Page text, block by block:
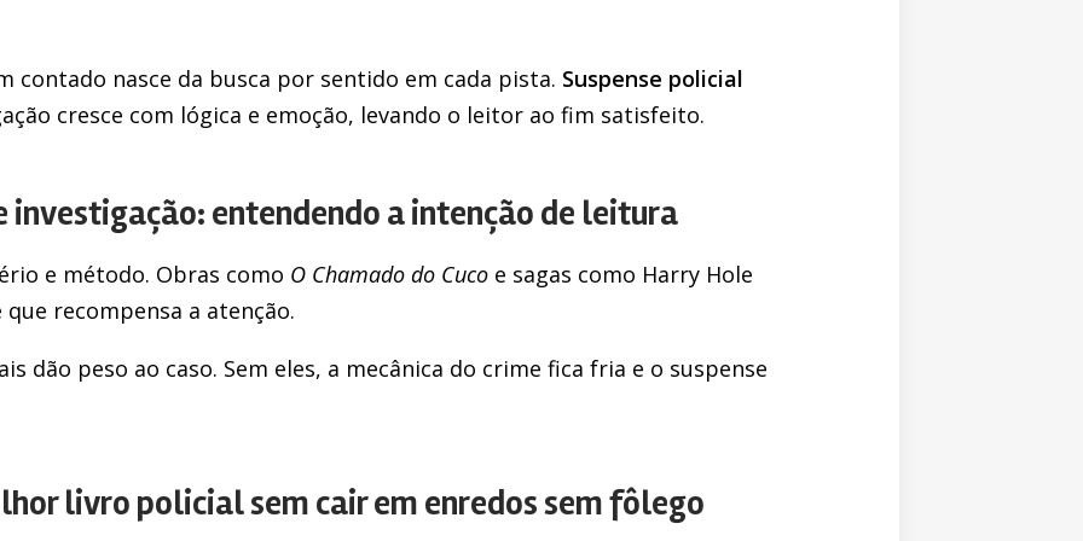
contado nasce da busca por sentido em cada pista. Suspense policial
cresce com lógica e emoção, levando o leitor ao fim satisfeito.
investigação: entendendo a intenção de leitura
e método. Obras como O Chamado do Cuco e sagas como Harry Hole
recompensa a atenção.
dão peso ao caso. Sem eles, a mecânica do crime fica fria e o suspense
livro policial sem cair em enredos sem fôlego